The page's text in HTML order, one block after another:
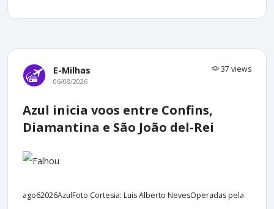
E-Milhas 37 views
06/08/2026
Azul inicia voos entre Confins,
Diamantina e São João del-Rei
ago62026AzulFoto Cortesia: Luis Alberto NevesOperadas pela